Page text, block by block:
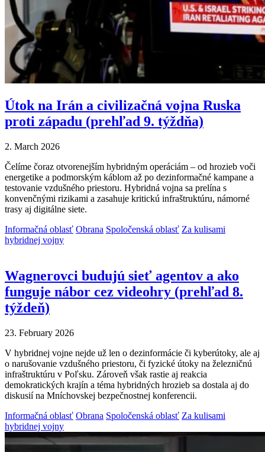
Útok na Irán a civilizačná vojna Ruska
proti západu (prehľad 9. týždňa)
2. March 2026
Čelíme čoraz otvorenejším hybridným operáciám – od hrozieb voči
energetike a podmorským káblom až po dezinformačné kampane a
testovanie vzdušného priestoru. Hybridná vojna sa prelína s
konvenčnými rizikami a zasahuje kritickú infraštruktúru, námorné
trasy aj digitálne siete.
Informačná oblasť Obrana Spoločenská oblasť Za kulisami
hybridnej vojny
Wagnerovci budujú sieť agentov a ako
funguje nábor cez videohry (prehľad 8.
týždeň)
23. February 2026
V hybridnej vojne nejde už len o dezinformácie či kyberútoky, ale aj
o narušovanie vzdušného priestoru, či fyzické útoky na železničnú
infraštruktúru v Poľsku. Zároveň však rastie aj reakcia
demokratických krajín a téma hybridných hrozieb sa dostala aj do
diskusií na Mníchovskej bezpečnostnej konferencii.
Informačná oblasť Obrana Spoločenská oblasť Za kulisami
hybridnej vojny